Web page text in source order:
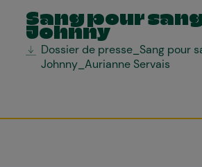
Sang pour
Johnny
Dossier de presse_Sang pour
Johnny_Aurianne Servais